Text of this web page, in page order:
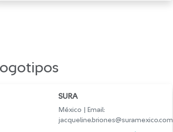
SURA
México | Email:
jacqueline.briones@suramexico.com